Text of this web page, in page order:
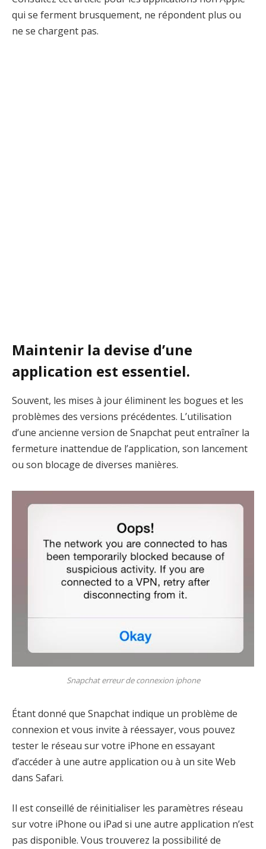
qui se ferment brusquement, ne répondent plus ou
ne se chargent pas.
Maintenir la devise d’une
application est essentiel.
Souvent, les mises à jour éliminent les bogues et les
problèmes des versions précédentes. L’utilisation
d’une ancienne version de Snapchat peut entraîner la
fermeture inattendue de l’application, son lancement
ou son blocage de diverses manières.
Snapchat erreur de connexion iphone
Étant donné que Snapchat indique un problème de
connexion et vous invite à réessayer, vous pouvez
tester le réseau sur votre iPhone en essayant
d’accéder à une autre application ou à un site Web
dans Safari.
Il est conseillé de réinitialiser les paramètres réseau
sur votre iPhone ou iPad si une autre application n’est
pas disponible. Vous trouverez la possibilité de